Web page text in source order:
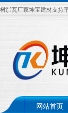
树脂瓦厂家坤宝建材支持
网站首页